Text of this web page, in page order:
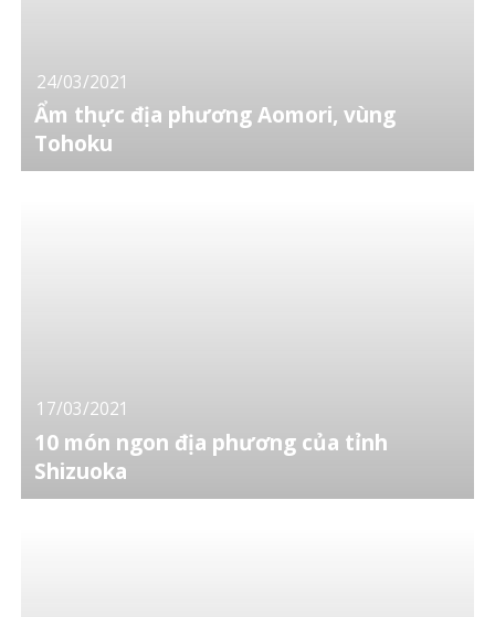
24/03/2021
Ẩm thực địa phương Aomori, vùng
Tohoku
17/03/2021
10 món ngon địa phương của tỉnh
Shizuoka